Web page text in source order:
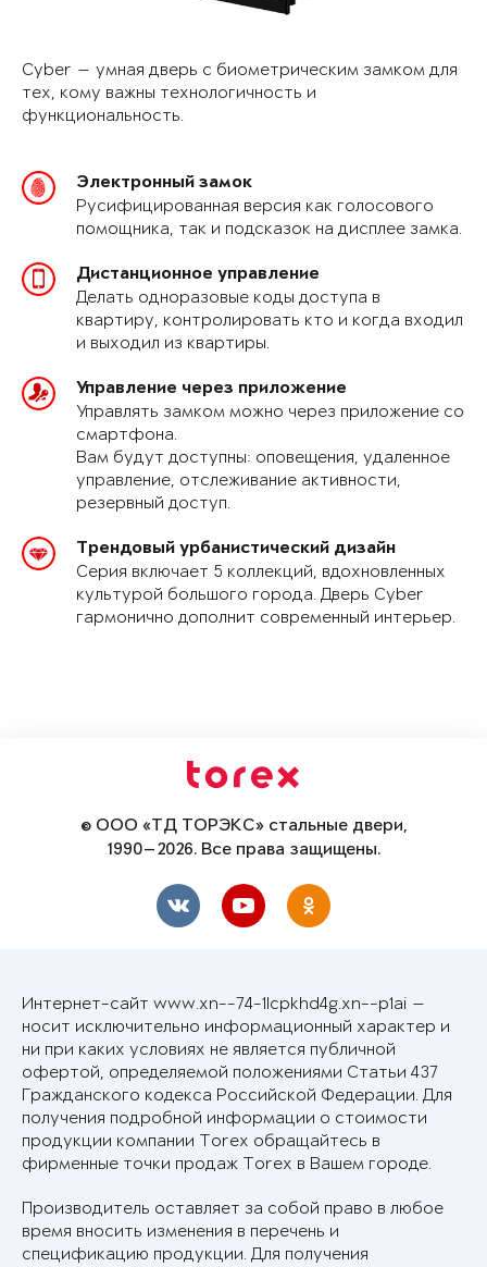
Cyber — умная дверь с биометрическим замком для
тех, кому важны технологичность и
функциональность.
Электронный замок
Русифицированная версия как голосового
помощника, так и подсказок на дисплее замка.
Дистанционное управление
Делать одноразовые коды доступа в
квартиру, контролировать кто и когда входил
и выходил из квартиры.
Управление через приложение
Управлять замком можно через приложение со
смартфона.
Вам будут доступны: оповещения, удаленное
управление, отслеживание активности,
резервный доступ.
Трендовый урбанистический дизайн
Серия включает 5 коллекций, вдохновленных
культурой большого города. Дверь Cyber
гармонично дополнит современный интерьер.
© ООО «ТД ТОРЭКС» стальные двери,
1990—2026. Все права защищены.
Интернет-сайт www.xn--74-1lcpkhd4g.xn--p1ai —
носит исключительно информационный характер и
ни при каких условиях не является публичной
офертой, определяемой положениями Статьи 437
Гражданского кодекса Российской Федерации. Для
получения подробной информации о стоимости
продукции компании Torex обращайтесь в
фирменные точки продаж Torex в Вашем городе.
Производитель оставляет за собой право в любое
время вносить изменения в перечень и
спецификацию продукции. Для получения